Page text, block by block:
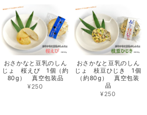
おさかなと豆乳のしん
じょ 桜えび 1個（約
80g） 真空包装品
¥250
おさかなと豆乳のしん
じょ 枝豆ひじき 1個
（約80g） 真空包装
品
¥250